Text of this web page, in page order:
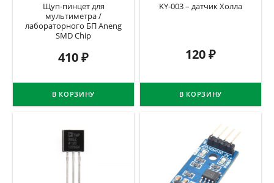
Щуп-пинцет для
мультиметра /
лабораторного БП Aneng
SMD Chip
410₽
В КОРЗИНУ
KY-003 – датчик Холла
120₽
В КОРЗИНУ